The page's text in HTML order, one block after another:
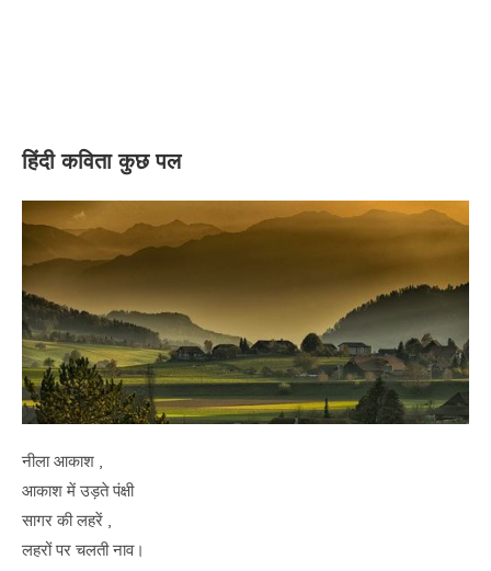
हिंदी कविता कुछ पल
नीला आकाश ,
आकाश में उड़ते पंक्षी
सागर की लहरें ,
लहरों पर चलती नाव।